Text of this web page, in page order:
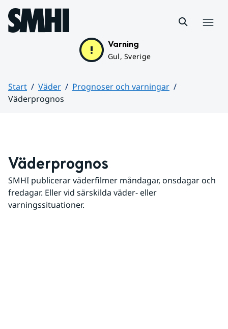
Hoppa till sidans innehåll
Varning
Gul, Sverige
Start Väder
Prognoser och varningar
Väderprognos
Väderprognos
SMHI publicerar väderfilmer måndagar, onsdagar och
fredagar. Eller vid särskilda väder- eller
varningssituationer.